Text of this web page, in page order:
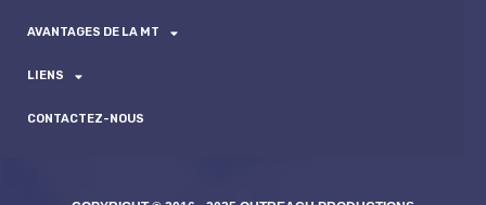
AVANTAGES DE LA MT
LIENS
CONTACTEZ-NOUS